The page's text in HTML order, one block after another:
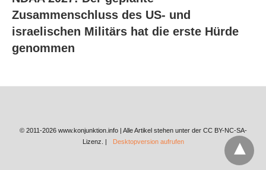
Zusammenschluss des US- und
israelischen Militärs hat die erste Hürde
genommen
© 2011-2026 www.konjunktion.info | Alle Artikel stehen unter der CC BY-NC-SA-
Lizenz. |
Desktopversion aufrufen